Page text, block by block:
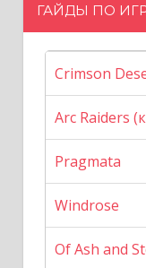
ГАЙДЫ ПО
Crimson
Arc Raiders
Pragmata
Windrose
Of Ash and